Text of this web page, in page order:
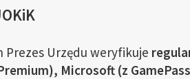
Prezes Urzędu weryfikuje
Microsoft (z